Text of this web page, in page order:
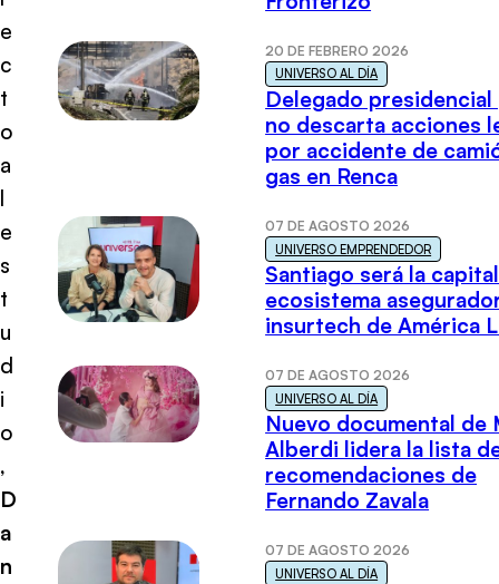
e
c
t
o
a
l
e
s
t
u
d
i
o
,
D
a
n
20 DE FEBRERO 2026
UNIVERSO AL DÍA
Delegado presidencial
no descarta acciones
por accidente de
gas en Renca
07 DE AGOSTO 2026
UNIVERSO EMPRENDEDOR
Santiago será la
ecosistema
insurtech de América
07 DE AGOSTO 2026
UNIVERSO AL DÍA
Nuevo documental de
Alberdi lidera la lista
recomendaciones de
Fernando Zavala
07 DE AGOSTO 2026
UNIVERSO AL DÍA